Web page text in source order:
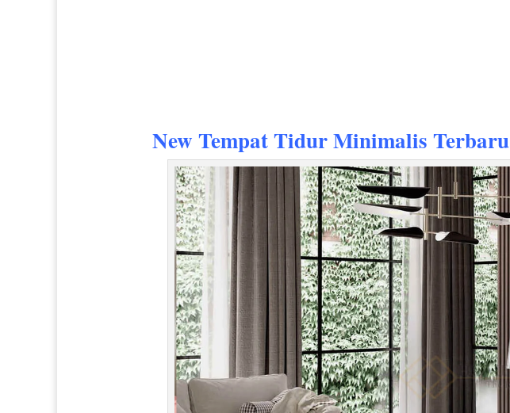
New Tempat Tidur Minimalis Terbaru